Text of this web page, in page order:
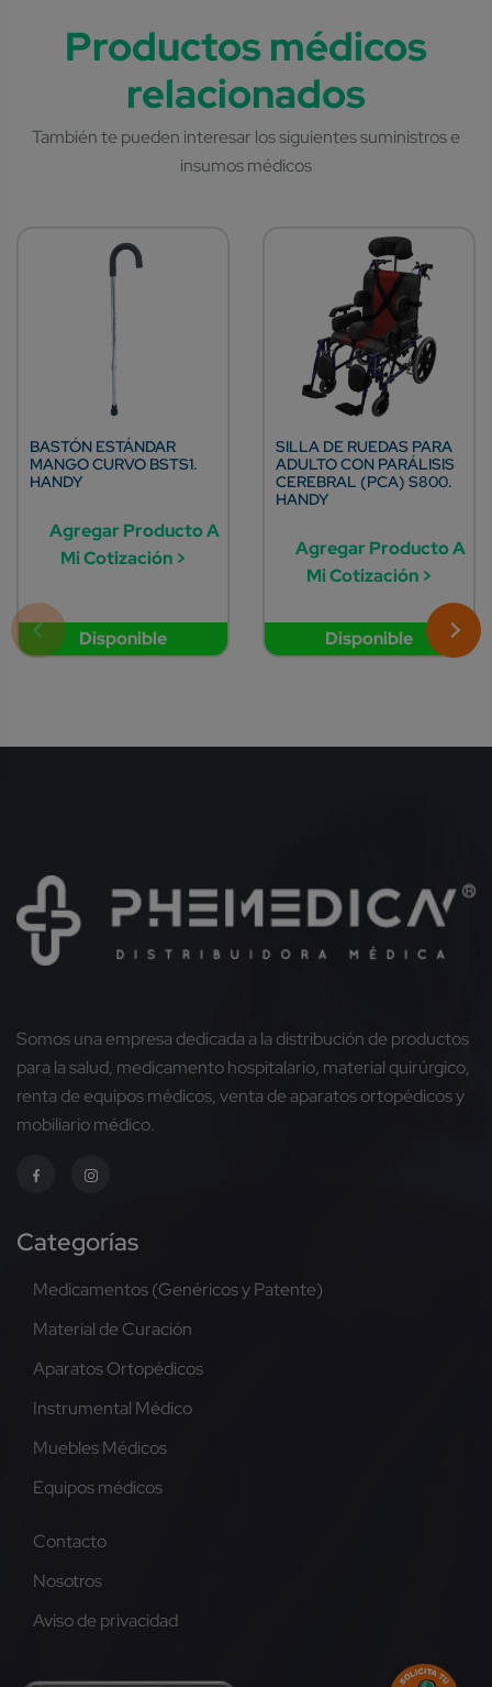
Disponible
BASTÓN ESTÁNDAR
MANGO CURVO BSTS1.
HANDY
Agregar Producto A
Mi Cotización >
Disponible
SILLA DE RUEDAS PARA
ADULTO CON PARÁLISIS
CEREBRAL (PCA) S800.
HANDY
Agregar Producto A
Mi Cotización >
Somos una empresa dedicada a la distribución de productos
para la salud, medicamento hospitalario, material quirúrgico,
renta de equipos médicos, venta de aparatos ortopédicos y
mobiliario médico.
Categorías
Medicamentos (Genéricos y Patente)
Material de Curación
Aparatos Ortopédicos
Instrumental Médico
Muebles Médicos
Equipos médicos
Contacto
Nosotros
Aviso de privacidad